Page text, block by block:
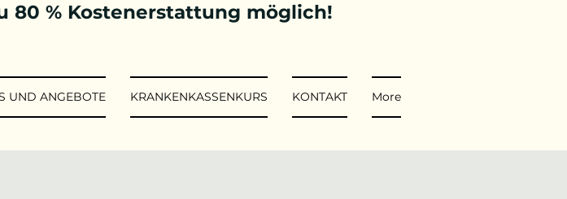
80 % Kostenerstattung möglich!
UND ANGEBOTE KRANKENKASSENKURS KONTAKT More